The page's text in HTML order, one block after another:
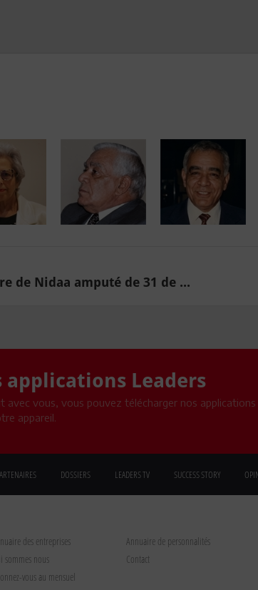
de Nidaa amputé de 31 de ...
applications Leaders
avec vous, vous pouvez télécharger nos applications
appareil.
DOSSIERS LEADERS TV SUCCESS STORY
des entreprises
Annuaire de personnalités
sommes nous
Contact
vous au mensuel